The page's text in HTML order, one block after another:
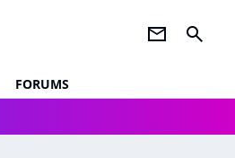
newsletter search
FORUMS